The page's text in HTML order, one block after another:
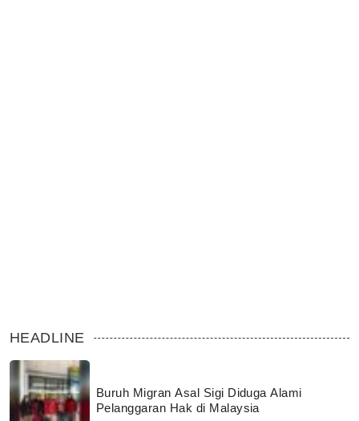
HEADLINE
Buruh Migran Asal Sigi Diduga Alami
Pelanggaran Hak di Malaysia